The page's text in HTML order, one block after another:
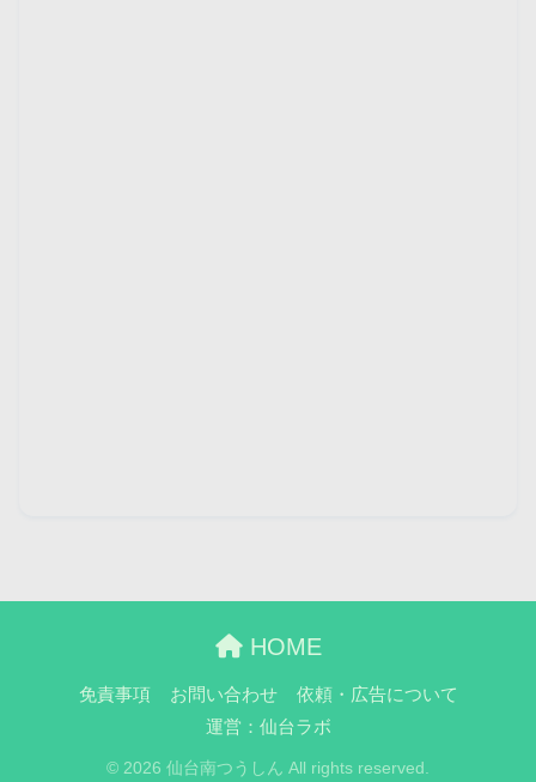
HOME
免責事項 お問い合わせ
依頼・広告について
運営：仙台ラボ
© 2026 仙台南つうしん All rights reserved.